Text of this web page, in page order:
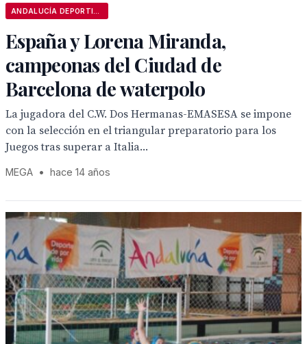
España y Lorena Miranda,
campeonas del Ciudad de
Barcelona de waterpolo
La jugadora del C.W. Dos Hermanas-EMASESA se impone
con la selección en el triangular preparatorio para los
Juegos tras superar a Italia...
MEGA • hace 14 años